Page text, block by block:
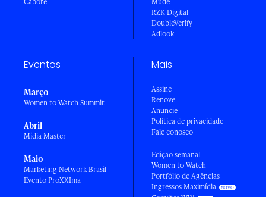
RZK Digital
DoubleVerify
Adlook
Eventos
Março
Women to Watch Summit
Abril
Mídia Master
Maio
Marketing Network Brasil
Evento ProXXIma
Mais
Assine
Renove
Anuncie
Política de privacidade
Fale conosco
Edição semanal
Women to Watch
Portfólio de Agências
Ingressos Maximídia